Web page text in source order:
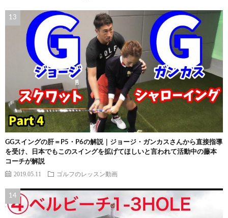
GGスイングの肝＝P5・P6の解説｜ジョージ・ガンカスさんから直接指導
を受け、日本でもこのスイングを拡げてほしいと言われて活動中の藤本
コーチが解説
2019.05.11 ゴルフのレッスン動画